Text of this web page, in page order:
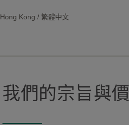
Hong Kong / 繁體中文
我們的宗旨與